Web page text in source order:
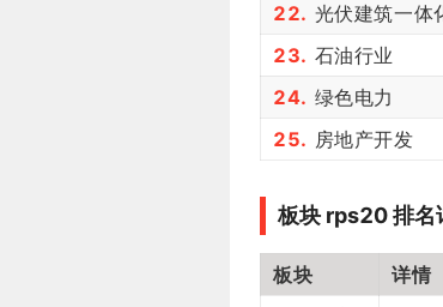
22. 光伏建筑一体
23. 石油行业
24. 绿色电力
25. 房地产开发
板块 rps20 排名
板块
详情